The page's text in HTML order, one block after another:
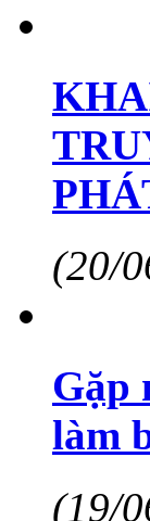
(20/
Gặp
làm
(19/